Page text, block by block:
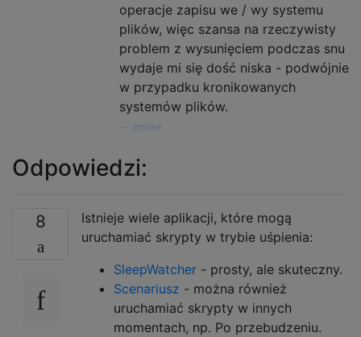
operacje zapisu we / wy systemu
plików, więc szansa na rzeczywisty
problem z wysunięciem podczas snu
wydaje mi się dość niska - podwójnie
w przypadku kronikowanych
systemów plików.
bmike
Odpowiedzi:
8
Istnieje wiele aplikacji, które mogą
uruchamiać skrypty w trybie uśpienia:
SleepWatcher - prosty, ale skuteczny.
Scenariusz - można również
uruchamiać skrypty w innych
momentach, np. Po przebudzeniu.